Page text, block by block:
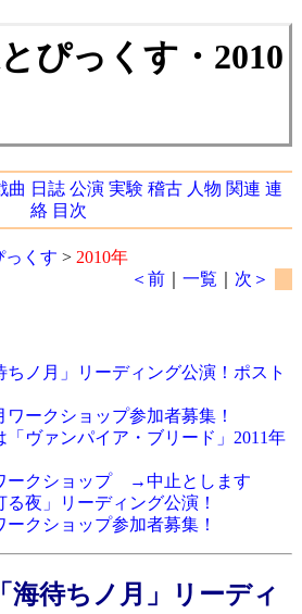
ぴっくす・2010
曲 日誌 公演 実験 稽古 人物 関連 連
絡 目次
っくす > 2010年
＜前 ｜一覧 次＞
ちノ月」リーディング公演！ポスト
ワークショップ参加者募集！
「ヴァンパイア・ブリード」2011年
ークショップ →中止とします
夜」リーディング公演！
ークショップ参加者募集！
海待ちノ月」リーディ